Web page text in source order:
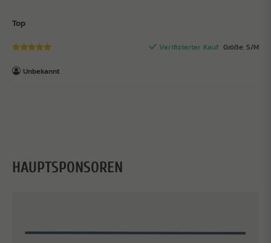
Top
Verifizierter Kauf Größe: S/M
Unbekannt
HAUPTSPONSOREN